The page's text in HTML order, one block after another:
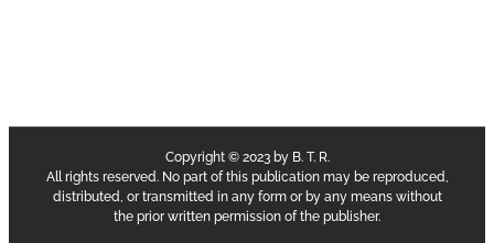
Copyright © 2023 by B. T. R.
All rights reserved. No part of this publication may be reproduced,
distributed, or transmitted in any form or by any means without
the prior written permission of the publisher.